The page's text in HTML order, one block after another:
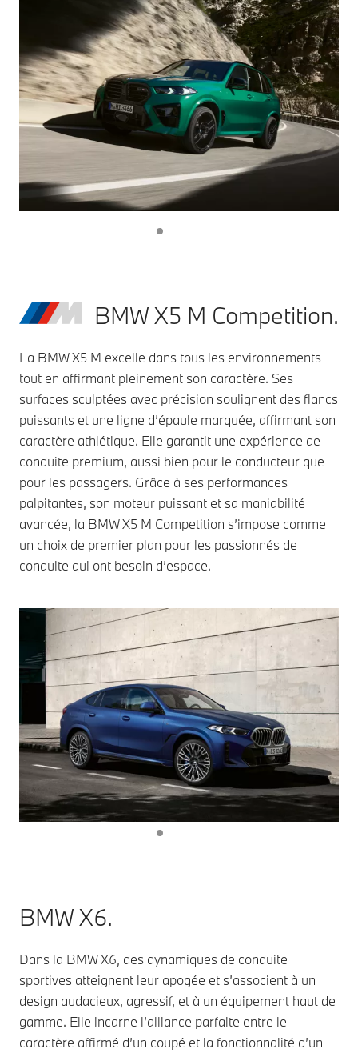
BMW X5 M Competition.
La BMW X5 M excelle dans tous les environnements
tout en affirmant pleinement son caractère. Ses
surfaces sculptées avec précision soulignent des flancs
puissants et une ligne d’épaule marquée, affirmant son
caractère athlétique. Elle garantit une expérience de
conduite premium, aussi bien pour le conducteur que
pour les passagers. Grâce à ses performances
palpitantes, son moteur puissant et sa maniabilité
avancée, la BMW X5 M Competition s’impose comme
un choix de premier plan pour les passionnés de
conduite qui ont besoin d’espace.
BMW X6.
Dans la BMW X6, des dynamiques de conduite
sportives atteignent leur apogée et s’associent à un
design audacieux, agressif, et à un équipement haut de
gamme. Elle incarne l’alliance parfaite entre le
caractère affirmé d’un coupé et la fonctionnalité d’un